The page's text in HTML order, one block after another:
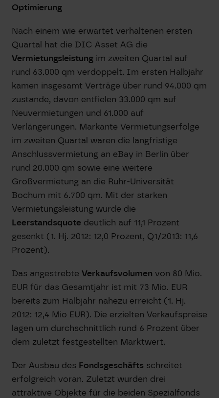
Optimierung
Nach einem wie erwartet verhaltenen ersten
Quartal hat die DIC Asset AG die
Vermietungsleistung im zweiten Quartal auf
rund 63.000 qm verdoppelt. Im ersten Halbjahr
kamen insgesamt Verträge über rund 94.000 qm
zustande, davon entfielen 33.000 qm auf
Neuvermietungen und 61.000 auf
Verlängerungen. Markante Vermietungserfolge
im zweiten Quartal waren die langfristige
Anschlussvermietung an eBay in Berlin über
rund 20.000 qm sowie eine weitere
Großvermietung an die Ruhr-Universität
Bochum mit 6.700 qm. Mit der starken
Vermietungsleistung wurde die
Leerstandsquote deutlich auf 11,1 Prozent
gesenkt (1. Hj. 2012: 12,0 Prozent, Q1/2013: 11,6
Prozent).
Das angestrebte Verkaufsvolumen von 80 Mio.
EUR für das Gesamtjahr ist mit 73 Mio. EUR
bereits zum Halbjahr nahezu erreicht (1. Hj.
2012: 12,4 Mio EUR). Die erzielten Verkaufspreise
lagen um durchschnittlich rund 6 Prozent über
dem zuletzt festgestellten Marktwert.
Der Ausbau des Fondsgeschäfts schreitet
erfolgreich voran. Zuletzt wurden drei
attraktive Objekte für die beiden Spezialfonds